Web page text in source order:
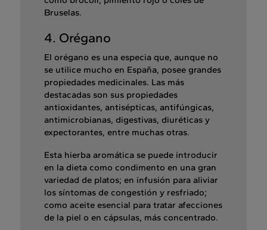
Bruselas.
4. Orégano
El orégano es una especia que, aunque no
se utilice mucho en España, posee grandes
propiedades medicinales. Las más
destacadas son sus propiedades
antioxidantes, antisépticas, antifúngicas,
antimicrobianas, digestivas, diuréticas y
expectorantes, entre muchas otras.
Esta hierba aromática se puede introducir
en la dieta como condimento en una gran
variedad de platos; en infusión para aliviar
los síntomas de congestión y resfriado;
como aceite esencial para tratar afecciones
de la piel o en cápsulas, más concentrado.